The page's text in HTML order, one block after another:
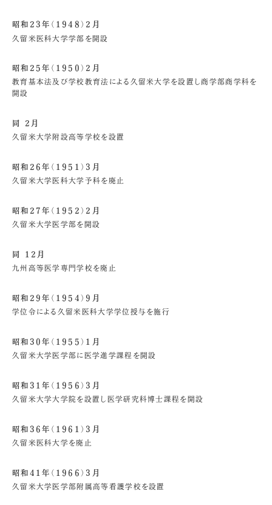
昭和23年（1948）2月
久留米医科大学学部を開設
昭和25年（1950）2月
教育基本法及び学校教育法による久留米大学を設置し商学部商学科を
開設
同 2月
久留米大学附設高等学校を設置
昭和26年（1951）3月
久留米大学医科大学予科を廃止
昭和27年（1952）2月
久留米大学医学部を開設
同 12月
九州高等医学専門学校を廃止
昭和29年（1954）9月
学位令による久留米医科大学学位授与を施行
昭和30年（1955）1月
久留米大学医学部に医学進学課程を開設
昭和31年（1956）3月
久留米大学大学院を設置し医学研究科博士課程を開設
昭和36年（1961）3月
久留米医科大学を廃止
昭和41年（1966）3月
久留米大学医学部附属高等看護学校を設置